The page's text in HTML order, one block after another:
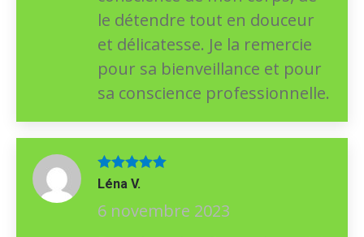
le détendre tout en douceur
et délicatesse. Je la remercie
pour sa bienveillance et pour
sa conscience professionnelle.
Note5sur
Léna V.
6 novembre 2023